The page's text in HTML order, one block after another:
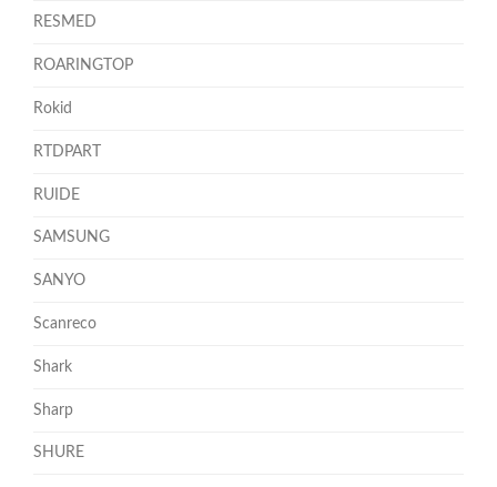
RESMED
ROARINGTOP
Rokid
RTDPART
RUIDE
SAMSUNG
SANYO
Scanreco
Shark
Sharp
SHURE